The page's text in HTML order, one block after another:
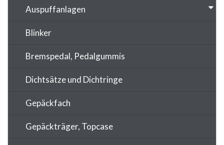
Auspuffanlagen
Blinker
Bremspedal, Pedalgummis
Dichtsätze und Dichtringe
Gepäckfach
Gepäckträger, Topcase